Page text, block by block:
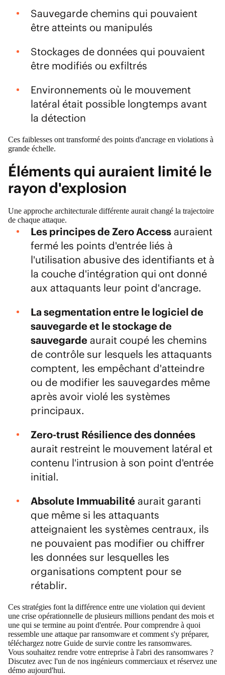
Sauvegarde chemins qui pouvaient
être atteints ou manipulés
Stockages de données qui pouvaient
être modifiés ou exfiltrés
Environnements où le mouvement
latéral était possible longtemps avant
la détection
Ces faiblesses ont transformé des points d'ancrage en violations à
grande échelle.
Éléments qui auraient limité le
rayon d'explosion
Une approche architecturale différente aurait changé la trajectoire
de chaque attaque.
Les principes de Zero Accessauraient
fermé les points d'entrée liés à
l'utilisation abusive des identifiants et à
la couche d'intégration qui ont donné
aux attaquants leur point d'ancrage.
La segmentation entre le logiciel de
sauvegarde et le stockage de
sauvegardeaurait coupé les chemins
de contrôle sur lesquels les attaquants
comptent, les empêchant d'atteindre
ou de modifier les sauvegardes même
après avoir violé les systèmes
principaux.
Zero-trust Résilience des données
aurait restreint le mouvement latéral et
contenu l'intrusion à son point d'entrée
initial.
Absolute Immuabilitéaurait garanti
que même si les attaquants
atteignaient les systèmes centraux, ils
ne pouvaient pas modifier ou chiffrer
les données sur lesquelles les
organisations comptent pour se
rétablir.
Ces stratégies font la différence entre une violation qui devient
une crise opérationnelle de plusieurs millions pendant des mois et
une qui se termine au point d'entrée. Pour comprendre à quoi
ressemble une attaque par ransomware et comment s'y préparer,
téléchargez notre Guide de survie contre les ransomwares.
Vous souhaitez rendre votre entreprise à l'abri des ransomwares ?
Discutez avec l'un de nos ingénieurs commerciaux et réservez une
démo aujourd'hui.